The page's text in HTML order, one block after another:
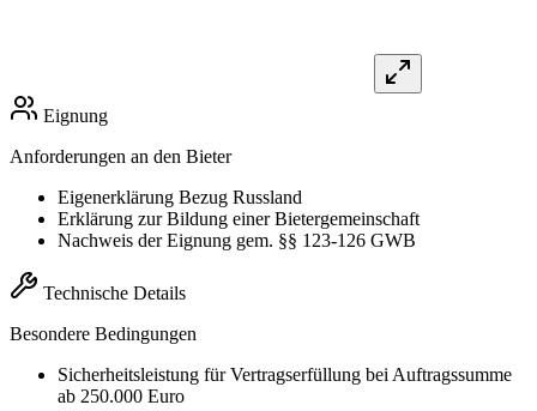
Eignung
Anforderungen an den Bieter
Eigenerklärung Bezug Russland
Erklärung zur Bildung einer Bietergemeinschaft
Nachweis der Eignung gem. §§ 123-126 GWB
Technische Details
Besondere Bedingungen
Sicherheitsleistung für Vertragserfüllung bei Auftragssumme
ab 250.000 Euro